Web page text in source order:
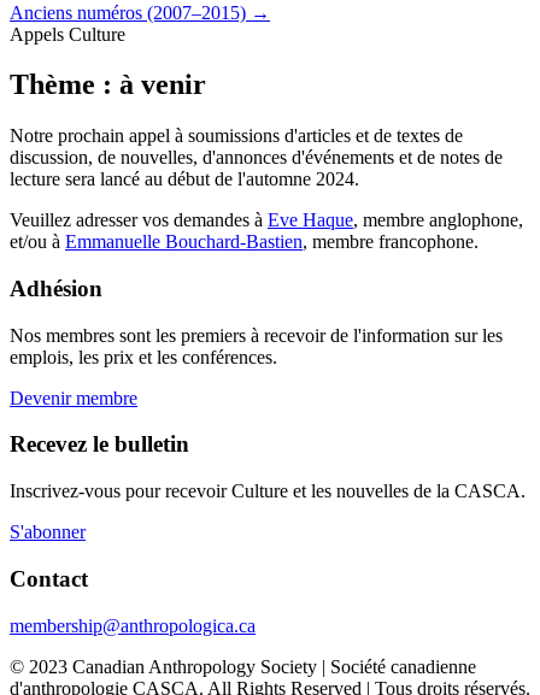
Anciens numéros (2007–2015) →
Appels Culture
Thème : à venir
Notre prochain appel à soumissions d'articles et de textes de
discussion, de nouvelles, d'annonces d'événements et de notes de
lecture sera lancé au début de l'automne 2024.
Veuillez adresser vos demandes à Eve Haque, membre anglophone,
et/ou à Emmanuelle Bouchard-Bastien, membre francophone.
Adhésion
Nos membres sont les premiers à recevoir de l'information sur les
emplois, les prix et les conférences.
Devenir membre
Recevez le bulletin
Inscrivez-vous pour recevoir Culture et les nouvelles de la CASCA.
S'abonner
Contact
membership@anthropologica.ca
© 2023 Canadian Anthropology Society | Société canadienne
d'anthropologie CASCA. All Rights Reserved | Tous droits réservés.